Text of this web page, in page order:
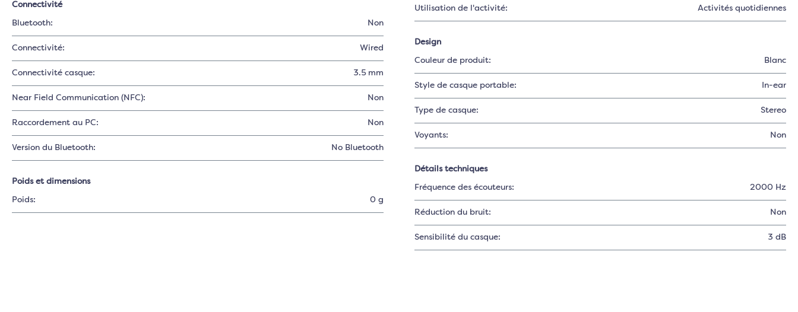
Utilisation de l'activité: Activités quotidiennes
Connectivité
Bluetooth: Non
Connectivité: Wired
Connectivité casque: 3.5 mm
Near Field Communication (NFC): Non
Raccordement au PC: Non
Version du Bluetooth: No Bluetooth
Design
Couleur de produit: Blanc
Style de casque portable: In-ear
Type de casque: Stereo
Voyants: Non
Détails techniques
Fréquence des écouteurs: 2000 Hz
Réduction du bruit: Non
Sensibilité du casque: 3 dB
Poids et dimensions
Poids: 0 g